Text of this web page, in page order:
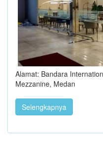
Alamat: Bandara
Mezzanine, Medan
Selengkapnya